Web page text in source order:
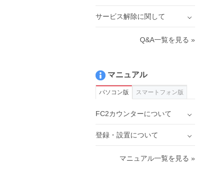
サービス解除に関して
Q&A一覧を見る »
マニュアル
パソコン版 スマートフォン版
FC2カウンターについて
登録・設置について
マニュアル一覧を見る »